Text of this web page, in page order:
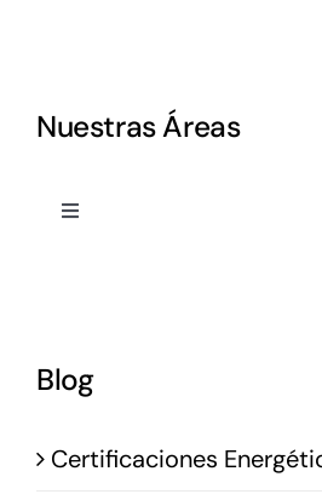
Nuestras Áreas
Toggle
Blog
Certificaciones